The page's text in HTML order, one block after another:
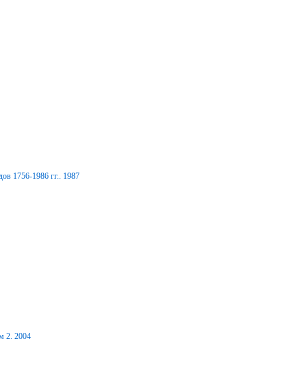
1756-1986 гг.. 1987
2. 2004